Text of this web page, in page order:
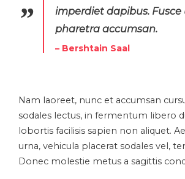
imperdiet dapibus. Fusce
pharetra accumsan.
– Bershtain Saal
Nam laoreet, nunc et accumsan
sodales lectus, in fermentum libero
lobortis facilisis sapien non aliquet.
urna, vehicula placerat sodales vel,
Donec molestie metus a sagittis